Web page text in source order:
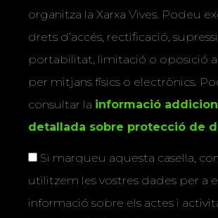
organitza la Xarxa Vives. Podeu
drets d’accés, rectificació,
portabilitat, limitació o oposició
per mitjans físics o electrònics.
consultar la informació
detallada sobre protecció de
Si marqueu aquesta casella,
utilitzem les vostres dades per a
informació sobre els actes i